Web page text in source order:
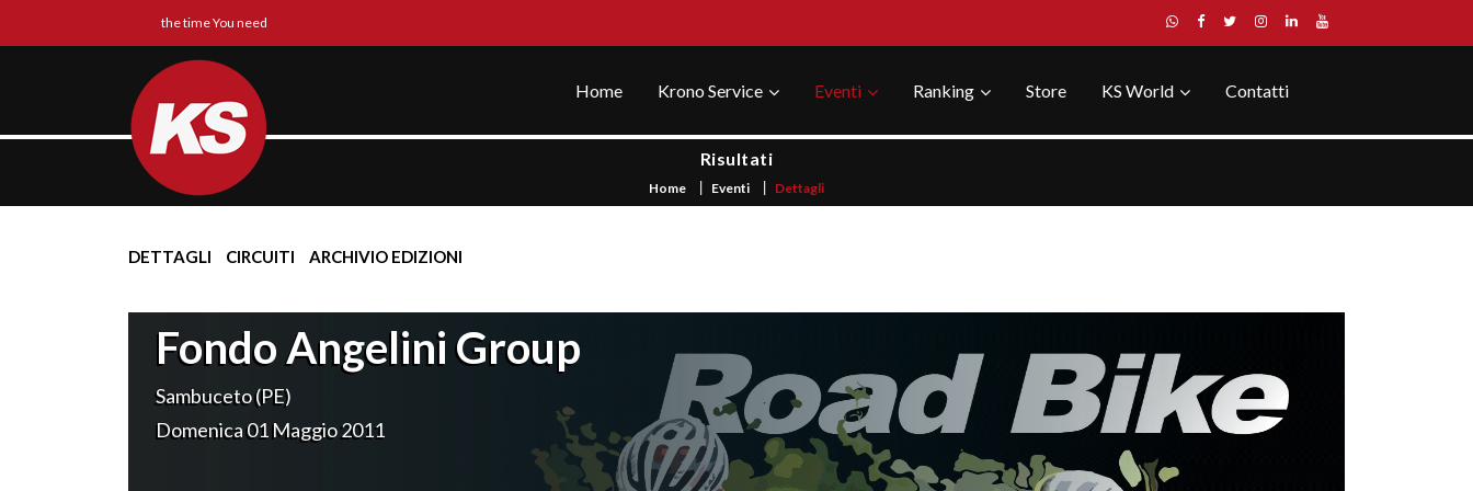
the time You need
Home Krono Service Eventi Ranking Store KS World Contatti
Risultati
Home Eventi Dettagli
DETTAGLI CIRCUITI ARCHIVIO EDIZIONI
Fondo Angelini Group
Sambuceto (PE)
Domenica 01 Maggio 2011